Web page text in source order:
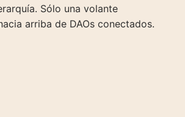
Sólo una volante
arriba de DAOs conectados.